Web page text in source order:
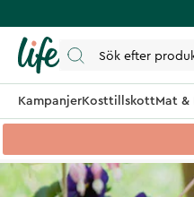
KampanjerKosttillskottMat &